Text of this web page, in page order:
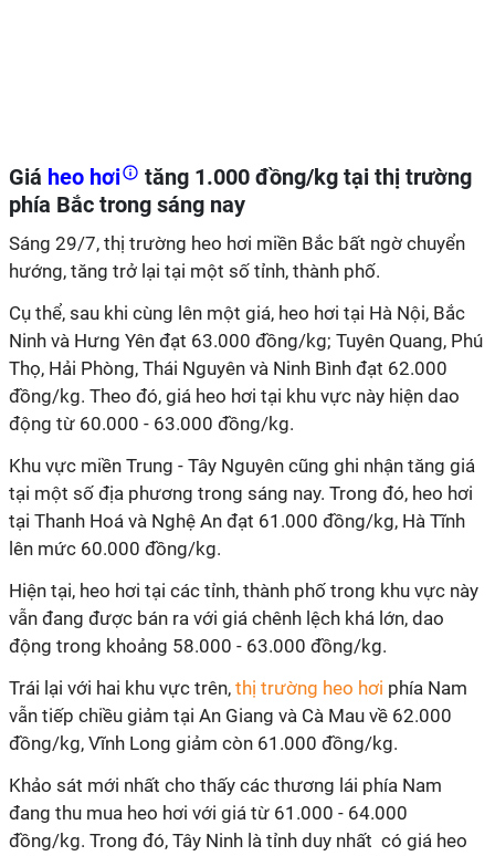
Giá heo hơi
tăng 1.000 đồng/kg tại thị trường
phía Bắc trong sáng nay
Sáng 29/7, thị trường heo hơi miền Bắc bất ngờ chuyển
hướng, tăng trở lại tại một số tỉnh, thành phố.
Cụ thể, sau khi cùng lên một giá, heo hơi tại Hà Nội, Bắc
Ninh và Hưng Yên đạt 63.000 đồng/kg; Tuyên Quang, Phú
Thọ, Hải Phòng, Thái Nguyên và Ninh Bình đạt 62.000
đồng/kg. Theo đó, giá heo hơi tại khu vực này hiện dao
động từ 60.000 - 63.000 đồng/kg.
Khu vực miền Trung - Tây Nguyên cũng ghi nhận tăng giá
tại một số địa phương trong sáng nay. Trong đó, heo hơi
tại Thanh Hoá và Nghệ An đạt 61.000 đồng/kg, Hà Tĩnh
lên mức 60.000 đồng/kg.
Hiện tại, heo hơi tại các tỉnh, thành phố trong khu vực này
vẫn đang được bán ra với giá chênh lệch khá lớn, dao
động trong khoảng 58.000 - 63.000 đồng/kg.
Trái lại với hai khu vực trên, thị trường heo hơi phía Nam
vẫn tiếp chiều giảm tại An Giang và Cà Mau về 62.000
đồng/kg, Vĩnh Long giảm còn 61.000 đồng/kg.
Khảo sát mới nhất cho thấy các thương lái phía Nam
đang thu mua heo hơi với giá từ 61.000 - 64.000
đồng/kg. Trong đó, Tây Ninh là tỉnh duy nhất có giá heo